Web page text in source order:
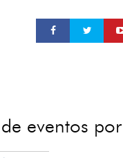
eventos por